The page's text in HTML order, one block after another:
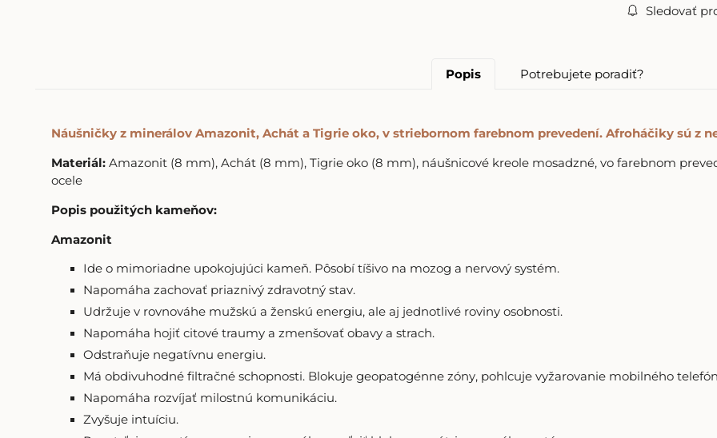
Sledovať
Popis Potrebujete poradiť?
Náušničky z minerálov Amazonit, Achát a Tigrie oko, v striebornom farebnom prevedení. Afroháčiky sú z
Materiál:Amazonit (8 mm), Achát (8 mm), Tigrie oko (8 mm), náušnicové kreole mosadzné, vo farebnom
ocele
Popis použitých kameňov:
Amazonit
Ide o mimoriadne upokojujúci kameň. Pôsobí tíšivo na mozog a nervový systém.
Napomáha zachovať priaznivý zdravotný stav.
Udržuje v rovnováhe mužskú a ženskú energiu, ale aj jednotlivé roviny osobnosti.
Napomáha hojiť citové traumy a zmenšovať obavy a strach.
Odstraňuje negatívnu energiu.
Má obdivuhodné filtračné schopnosti. Blokuje geopatogénne zóny, pohlcuje vyžarovanie mobilného
Napomáha rozvíjať milostnú komunikáciu.
Zvyšuje intuíciu.